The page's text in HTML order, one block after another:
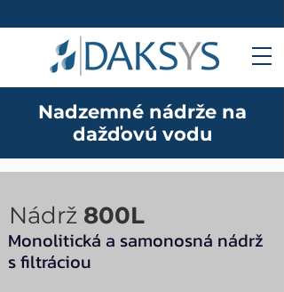
Nadzemné nádrže na
dažďovú vodu
Nádrž 800L
Monolitická a samonosná nádrž
s filtráciou